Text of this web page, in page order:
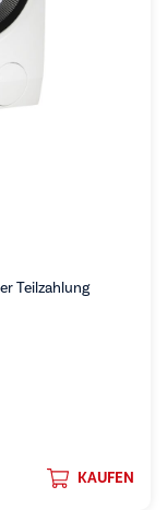
Teilzahlung
KAUFEN